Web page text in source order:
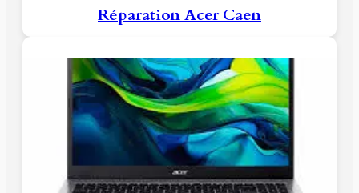
Réparation Acer Caen